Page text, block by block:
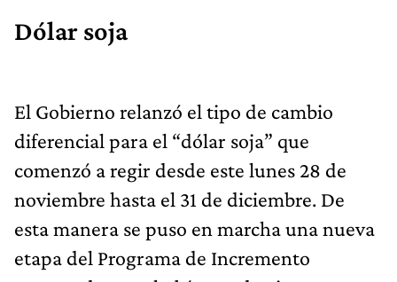
Dólar soja
El Gobierno relanzó el tipo de cambio
diferencial para el “dólar soja” que
comenzó a regir desde este lunes 28 de
noviembre hasta el 31 de diciembre. De
esta manera se puso en marcha una nueva
etapa del Programa de Incremento